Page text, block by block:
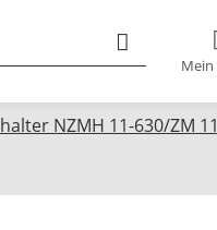
NZMH 11-630/ZM